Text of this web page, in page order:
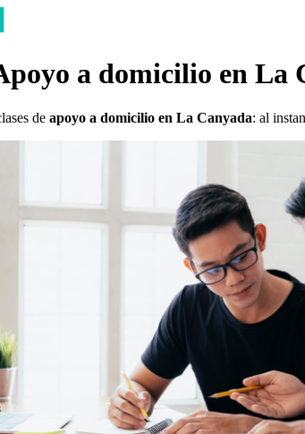
a domicilio en La
de apoyo a domicilio en La Canyada: al